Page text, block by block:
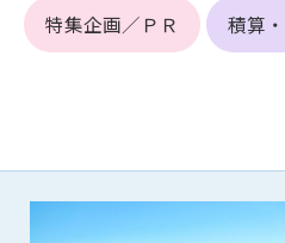
特集企画／ＰＲ 積算
第4条（会員審査および資格の取り
会員とは、本規約を承諾の上、所
の何れかの項目に該当するこ
員としての権限を承認しない
(1) 会員申し込みをした者が実在